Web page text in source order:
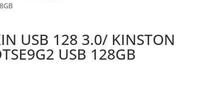
USB 128 3.0/ KINSTON
USB 128GB